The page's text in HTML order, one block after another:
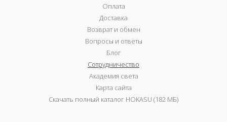
Оплата
Доставка
Возврат и обмен
Вопросы и ответы
Блог
Сотрудничество
Академия света
Карта сайта
Скачать полный каталог HOKASU (182 МБ)